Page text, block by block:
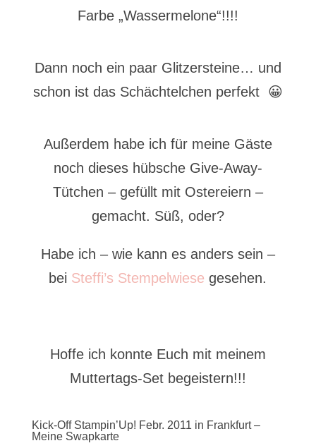
Farbe „Wassermelone“!!!!
Dann noch ein paar Glitzersteine… und
schon ist das Schächtelchen perfekt 😀
Außerdem habe ich für meine Gäste
noch dieses hübsche Give-Away-
Tütchen – gefüllt mit Ostereiern –
gemacht. Süß, oder?
Habe ich – wie kann es anders sein –
bei Steffi’s Stempelwiese gesehen.
Hoffe ich konnte Euch mit meinem
Muttertags-Set begeistern!!!
Kick-Off Stampin’Up! Febr. 2011 in Frankfurt –
Meine Swapkarte